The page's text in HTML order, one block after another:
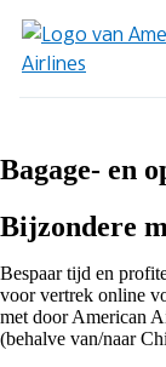
Bagage- en
Bijzondere
Bespaar tijd en
voor vertrek online
met door American
(behalve van/naar